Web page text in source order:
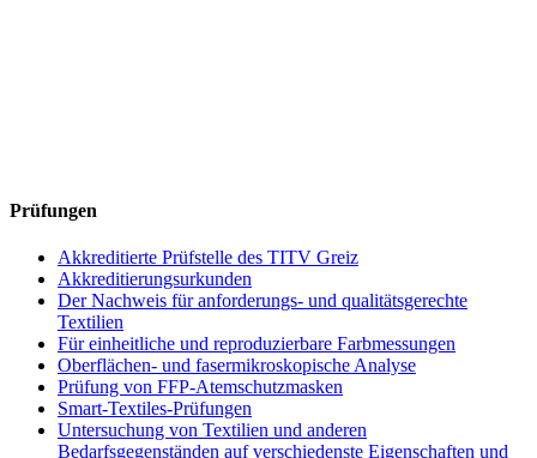
Prüfungen
Akkreditierte Prüfstelle des TITV Greiz
Akkreditierungsurkunden
Der Nachweis für anforderungs- und qualitätsgerechte
Textilien
Für einheitliche und reproduzierbare Farbmessungen
Oberflächen- und fasermikroskopische Analyse
Prüfung von FFP-Atemschutzmasken
Smart-Textiles-Prüfungen
Untersuchung von Textilien und anderen
Bedarfsgegenständen auf verschiedenste Eigenschaften und